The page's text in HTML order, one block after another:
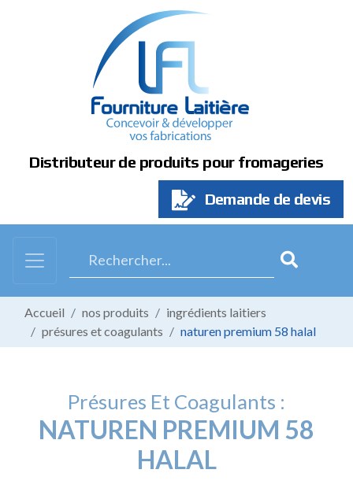
Distributeur de produits pour fromageries
Demande de devis
Accueil nos produits
ingrédients laitiers
présures et coagulants
naturen premium 58 halal
Présures Et Coagulants :
NATUREN PREMIUM 58
HALAL
Panneau de gestion des cookies